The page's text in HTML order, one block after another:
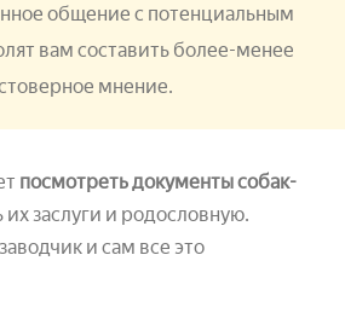
общение с потенциальным
вам составить более-менее
мнение.
посмотреть документы собак-
их заслуги и родословную.
и сам все это